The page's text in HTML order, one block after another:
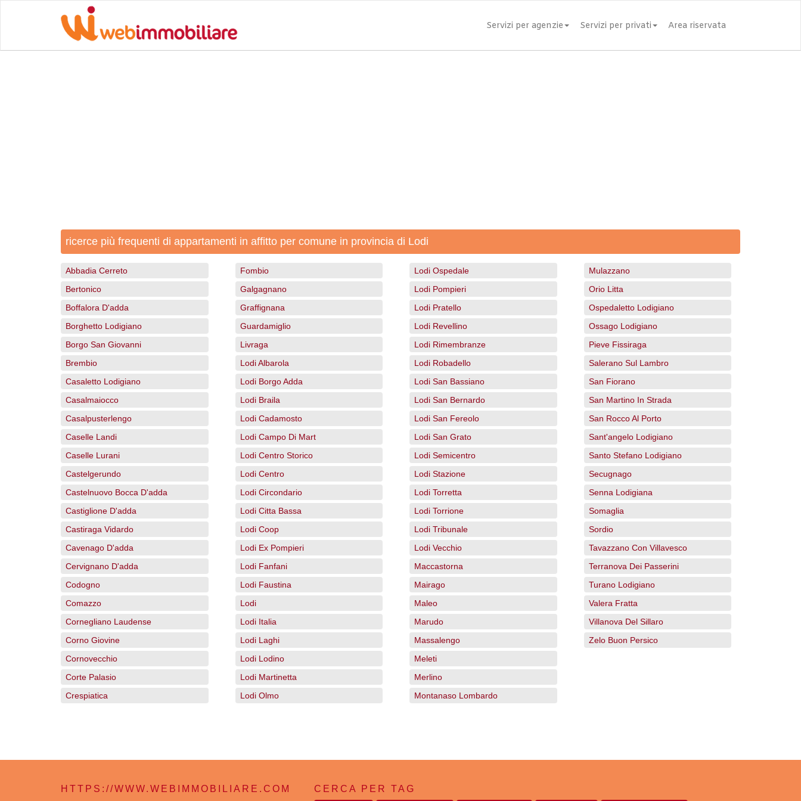
Servizi per agenzie Servizi per privati Area riservata
ricerce più frequenti di appartamenti in affitto per comune in provincia di Lodi
Abbadia Cerreto
Bertonico
Boffalora D'adda
Borghetto Lodigiano
Borgo San Giovanni
Brembio
Casaletto Lodigiano
Casalmaiocco
Casalpusterlengo
Caselle Landi
Caselle Lurani
Castelgerundo
Castelnuovo Bocca D'adda
Castiglione D'adda
Castiraga Vidardo
Cavenago D'adda
Cervignano D'adda
Codogno
Comazzo
Cornegliano Laudense
Corno Giovine
Cornovecchio
Corte Palasio
Crespiatica
Fombio
Galgagnano
Graffignana
Guardamiglio
Livraga
Lodi Albarola
Lodi Borgo Adda
Lodi Braila
Lodi Cadamosto
Lodi Campo Di Mart
Lodi Centro Storico
Lodi Centro
Lodi Circondario
Lodi Citta Bassa
Lodi Coop
Lodi Ex Pompieri
Lodi Fanfani
Lodi Faustina
Lodi
Lodi Italia
Lodi Laghi
Lodi Lodino
Lodi Martinetta
Lodi Olmo
Lodi Ospedale
Lodi Pompieri
Lodi Pratello
Lodi Revellino
Lodi Rimembranze
Lodi Robadello
Lodi San Bassiano
Lodi San Bernardo
Lodi San Fereolo
Lodi San Grato
Lodi Semicentro
Lodi Stazione
Lodi Torretta
Lodi Torrione
Lodi Tribunale
Lodi Vecchio
Maccastorna
Mairago
Maleo
Marudo
Massalengo
Meleti
Merlino
Montanaso Lombardo
Mulazzano
Orio Litta
Ospedaletto Lodigiano
Ossago Lodigiano
Pieve Fissiraga
Salerano Sul Lambro
San Fiorano
San Martino In Strada
San Rocco Al Porto
Sant'angelo Lodigiano
Santo Stefano Lodigiano
Secugnago
Senna Lodigiana
Somaglia
Sordio
Tavazzano Con Villavesco
Terranova Dei Passerini
Turano Lodigiano
Valera Fratta
Villanova Del Sillaro
Zelo Buon Persico
HTTPS://WWW.WEBIMMOBILIARE.COM CERCA PER TAG